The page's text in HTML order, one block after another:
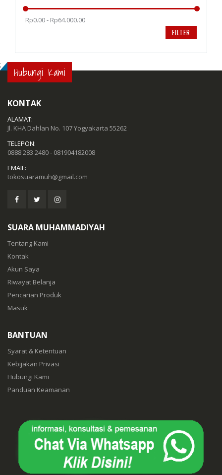
Rp0.00 - Rp64.000.00
FILTER
; Hubungi Kami
KONTAK
ALAMAT:
Jl. KHA Dahlan No. 107 Yogyakarta 55262
TELEPON:
0888 283 2480 - 081904182008
EMAIL:
tokosuaramuh@gmail.com
SUARA MUHAMMADIYAH
Tentang Kami
Kontak
Akun Saya
Riwayat Belanja
Pencarian Produk
Masuk
BANTUAN
Syarat & Ketentuan
Kebijakan Privasi
Hubungi Kami
Panduan Keamanan